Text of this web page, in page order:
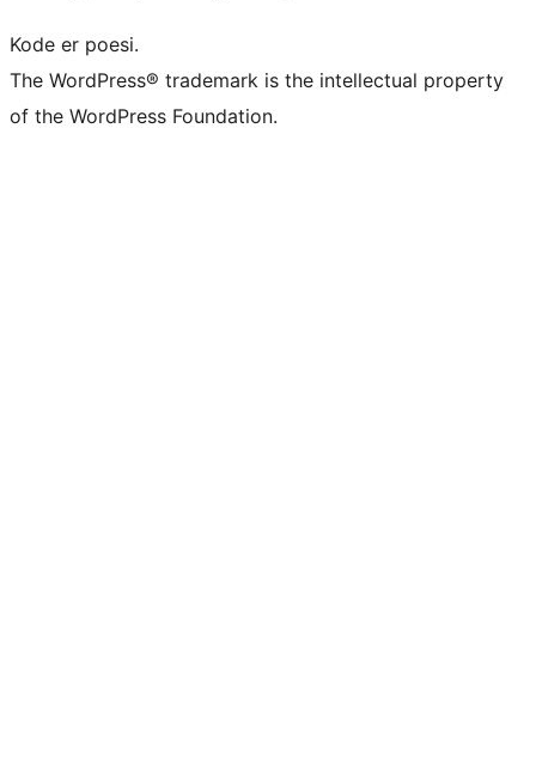
Kode er poesi.
The WordPress® trademark is the intellectual property
of the WordPress Foundation.